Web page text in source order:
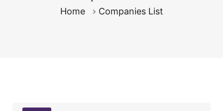
Home Companies List